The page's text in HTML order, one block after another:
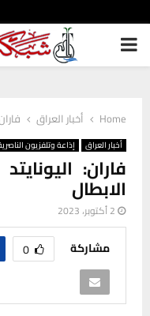
PRIMARY
Home أخبار العراق
أخبار العراق إذاعة وتلفزيون
فاران:
الابطال
2 أكتوبر، 2023
مشاركة 0